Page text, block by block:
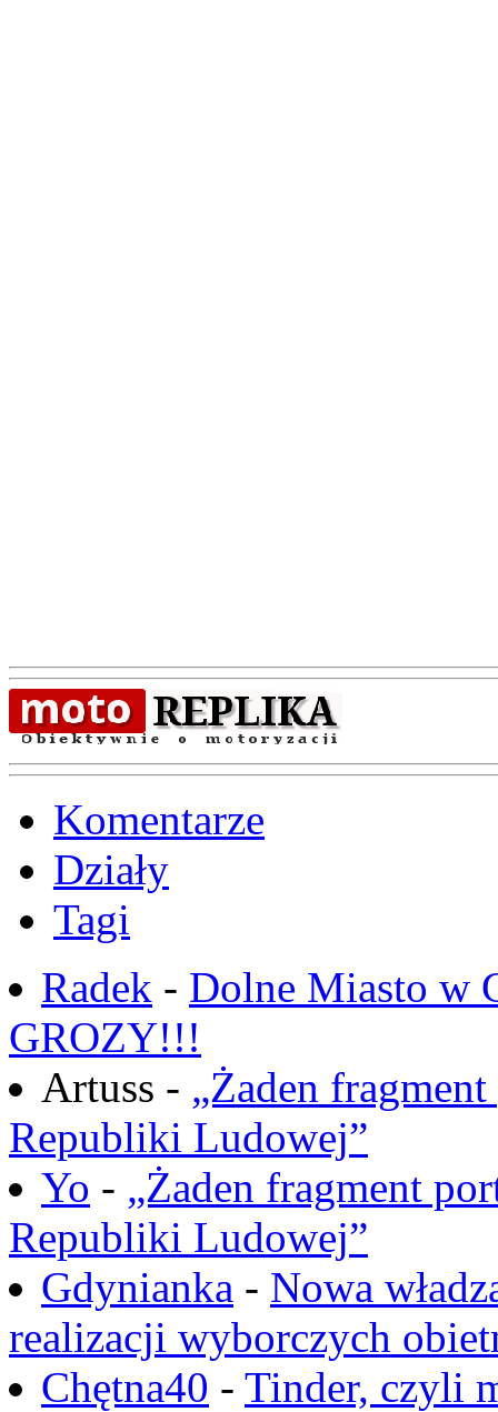
Komentarze
Działy
Tagi
Radek - Dolne Miasto w
GROZY!!!
Artuss - „Żaden
Republiki Ludowej”
Yo - „Żaden fragment
Republiki Ludowej”
Gdynianka - Nowa
realizacji wyborczych
Chętna40 - Tinder, czyli